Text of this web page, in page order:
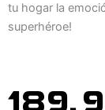
tu hogar la
superhéroe!